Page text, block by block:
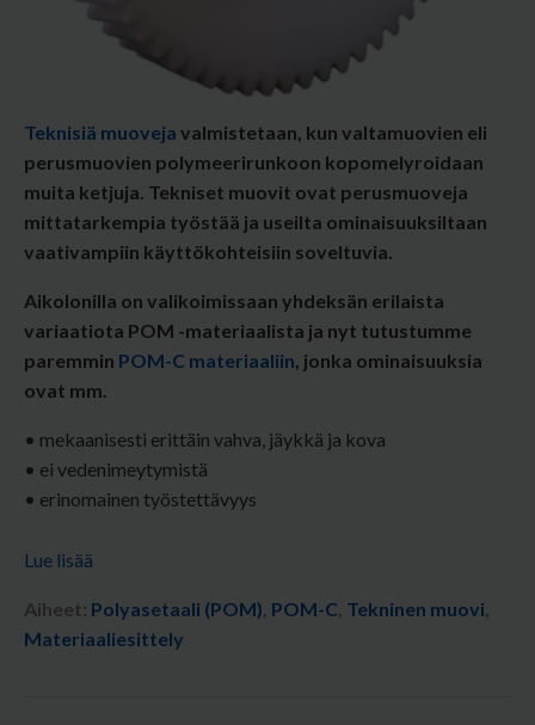
Teknisiä muoveja valmistetaan, kun valtamuovien eli
perusmuovien polymeerirunkoon kopomelyroidaan
muita ketjuja. Tekniset muovit ovat perusmuoveja
mittatarkempia työstää ja useilta ominaisuuksiltaan
vaativampiin käyttökohteisiin soveltuvia.
Aikolonilla on valikoimissaan yhdeksän erilaista
variaatiota POM -materiaalista ja nyt tutustumme
paremmin POM-C materiaaliin, jonka ominaisuuksia
ovat mm.
• mekaanisesti erittäin vahva, jäykkä ja kova
• ei vedenimeytymistä
• erinomainen työstettävyys
Lue lisää
Aiheet: Polyasetaali (POM), POM-C, Tekninen muovi,
Materiaaliesittely